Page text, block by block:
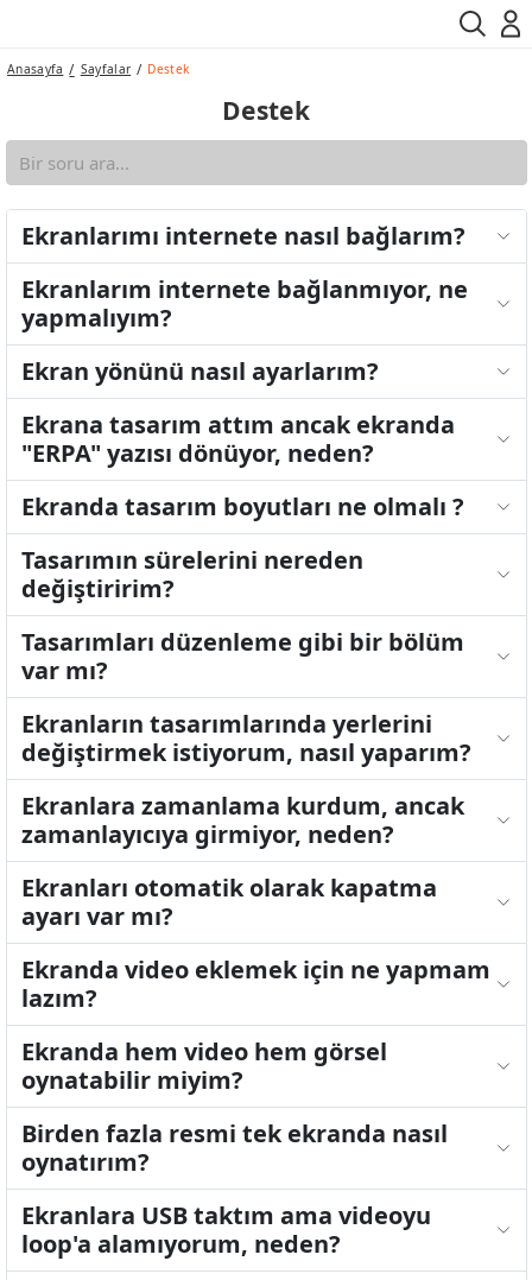
Anasayfa Sayfalar Destek
Destek
Ekranlarımı internete nasıl bağlarım?
Ekranlarım internete bağlanmıyor, ne
yapmalıyım?
Ekran yönünü nasıl ayarlarım?
Ekrana tasarım attım ancak ekranda
"ERPA" yazısı dönüyor, neden?
Ekranda tasarım boyutları ne olmalı ?
Tasarımın sürelerini nereden
değiştiririm?
Tasarımları düzenleme gibi bir bölüm
var mı?
Ekranların tasarımlarında yerlerini
değiştirmek istiyorum, nasıl yaparım?
Ekranlara zamanlama kurdum, ancak
zamanlayıcıya girmiyor, neden?
Ekranları otomatik olarak kapatma
ayarı var mı?
Ekranda video eklemek için ne yapmam
lazım?
Ekranda hem video hem görsel
oynatabilir miyim?
Birden fazla resmi tek ekranda nasıl
oynatırım?
Ekranlara USB taktım ama videoyu
loop'a alamıyorum, neden?